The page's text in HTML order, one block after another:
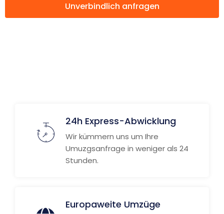
Unverbindlich anfragen
24h Express-Abwicklung
Wir kümmern uns um Ihre
Umuzgsanfrage in weniger als 24
Stunden.
Europaweite Umzüge